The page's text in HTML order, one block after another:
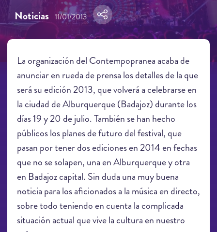
Noticias 11/01/2013
La organización del Contempopranea acaba de
anunciar en rueda de prensa los detalles de la que
será su edición 2013, que volverá a celebrarse en
la ciudad de Alburquerque (Badajoz) durante los
días 19 y 20 de julio. También se han hecho
públicos los planes de futuro del festival, que
pasan por tener dos ediciones en 2014 en fechas
que no se solapen, una en Alburquerque y otra
en Badajoz capital. Sin duda una muy buena
noticia para los aficionados a la música en directo,
sobre todo teniendo en cuenta la complicada
situación actual que vive la cultura en nuestro